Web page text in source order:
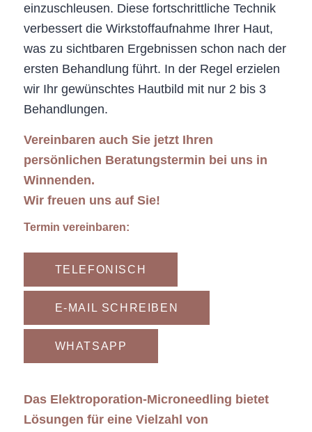
einzuschleusen. Diese fortschrittliche Technik
verbessert die Wirkstoffaufnahme Ihrer Haut,
was zu sichtbaren Ergebnissen schon nach der
ersten Behandlung führt. In der Regel erzielen
wir Ihr gewünschtes Hautbild mit nur 2 bis 3
Behandlungen.
Vereinbaren auch Sie jetzt Ihren
persönlichen Beratungstermin bei uns in
Winnenden.
Wir freuen uns auf Sie!
Termin vereinbaren:
TELEFONISCH
E-MAIL SCHREIBEN
WHATSAPP
Das Elektroporation-Microneedling bietet
Lösungen für eine Vielzahl von